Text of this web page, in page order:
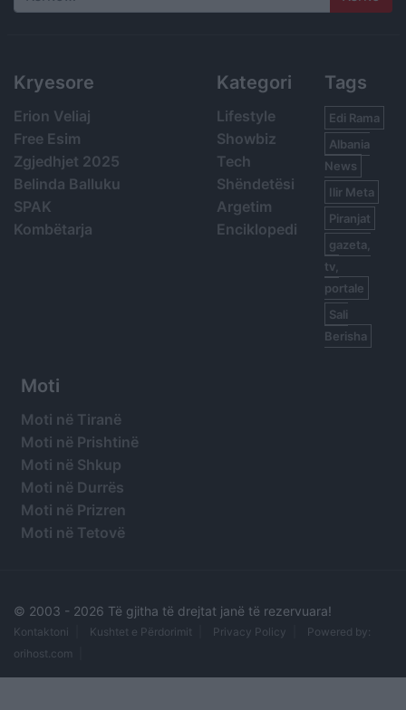
Search
Kryesore
Erion Veliaj
Free Esim
Zgjedhjet 2025
Belinda Balluku
SPAK
Kombëtarja
Kategori
Lifestyle
Showbiz
Tech
Shëndetësi
Argetim
Enciklopedi
Tags
Edi Rama
Albania
News
Ilir Meta
Piranjat
gazeta,
tv,
portale
Sali
Berisha
Moti
Moti në Tiranë
Moti në Prishtinë
Moti në Shkup
Moti në Durrës
Moti në Prizren
Moti në Tetovë
© 2003 - 2026 Të gjitha të drejtat janë të rezervuara!
Kontaktoni Kushtet e Përdorimit Privacy Policy
Powered by:
orihost.com